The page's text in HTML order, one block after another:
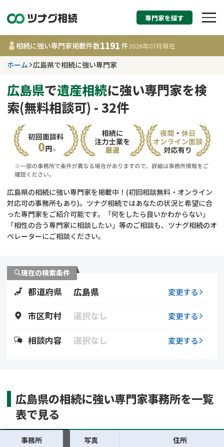
相続税申告・相続手
す
広島県
事務所
相談内容で探す
相続登記
遺留分侵害額請求
コラム
相続手続き
専門家を探す
相続に強い専門家掲載件数1191 件2026年07月現在
ホーム 広島県で相続に強い専門家
広島県で遺産相続に強い専門家を検
索(無料相談可) - 32件
広島県の相続に強い専門家を掲載中！(初回相談無料・オンライン
対応可の事務所もあり)。ツナグ相続ではあなたの状況と希望に合
った専門家をご紹介可能です。「何をしたら良いかわからない」
「相性の合う専門家に相談したい」等のご相談も、ツナグ相続のオ
ペレーターにご相談ください。
現在の検索条件
都道府県 広島県 変更する
市区町村 選択なし 変更する
相談内容 選択なし 変更する
広島県の相続に強い専門家事務所を一覧
表で見る
事務所 写真 住所